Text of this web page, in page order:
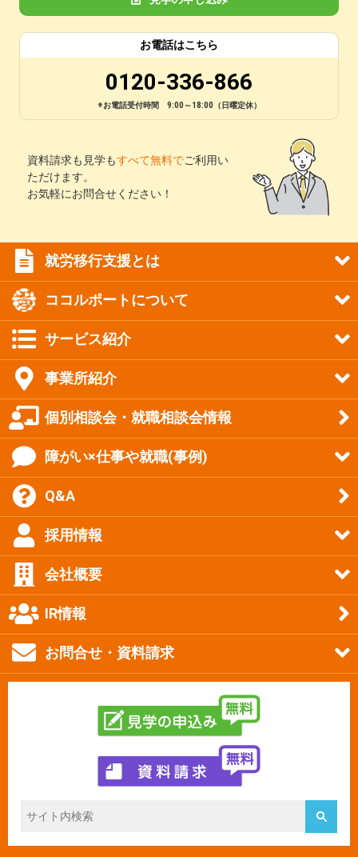
お電話はこちら
0120-336-866
※お電話受付時間 9:00～18:00（日曜定休）
資料請求も見学もすべて無料でご利用い
ただけます。
お気軽にお問合せください！
就労移行支援とは
ココルポートについて
サービス紹介
事業所紹介
個別相談会・就職相談会情報
障がい×仕事や就職(事例)
Q&A
採用情報
会社概要
IR情報
お問合せ・資料請求